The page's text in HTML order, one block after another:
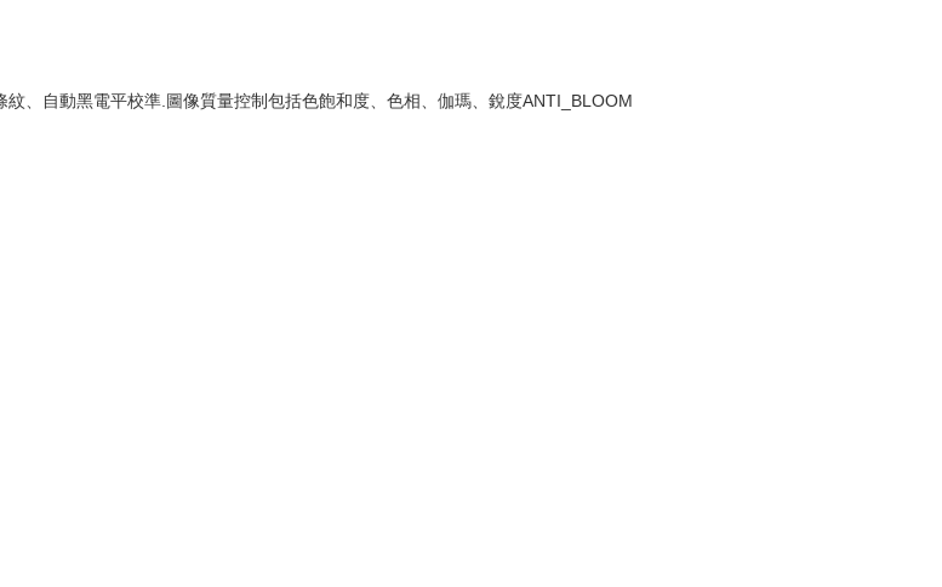
、自動黑電平校準.圖像質量控制包括色飽和度、色相、伽瑪、銳度ANTI_BLOOM